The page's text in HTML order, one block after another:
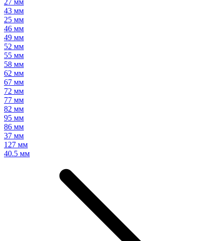
27 мм
43 мм
25 мм
46 мм
49 мм
52 мм
55 мм
58 мм
62 мм
67 мм
72 мм
77 мм
82 мм
95 мм
86 мм
37 мм
127 мм
40.5 мм